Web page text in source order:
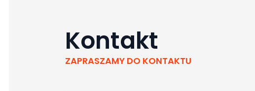
Kontakt
ZAPRASZAMY DO KONTAKTU